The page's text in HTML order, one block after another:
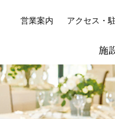
営業案内 アクセス・
施
験コーナー プレミア
한국어